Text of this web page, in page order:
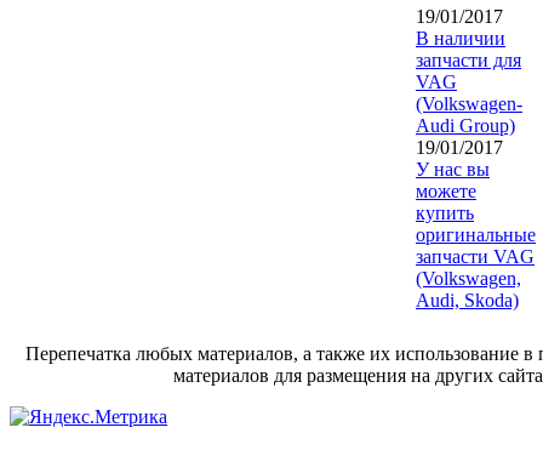
19/01/2017
В наличии
запчасти для
VAG
(Volkswagen-
Audi Group)
19/01/2017
У нас вы
можете
купить
оригинальные
запчасти VAG
(Volkswagen,
Audi, Skoda)
Перепечатка любых материалов, а также их использование
материалов для размещения на других